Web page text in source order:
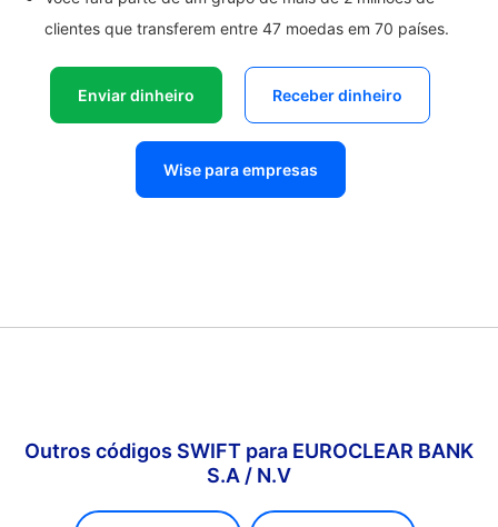
clientes que transferem entre 47 moedas em 70 países.
Enviar dinheiro Receber dinheiro
Wise para empresas
Outros códigos SWIFT para EUROCLEAR BANK
S.A / N.V